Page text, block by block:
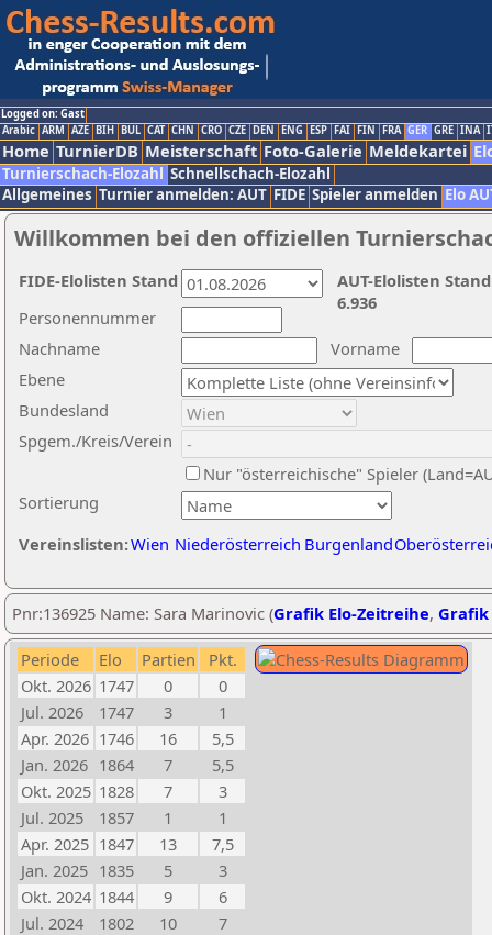
Logged on: Gast
Arabic ARM AZE BIH BUL CAT CHN CRO CZE DEN ENG ESP FAI FIN FRA GER GRE INA
Home TurnierDB Meisterschaft Foto-Galerie Meldekartei
Turnierschach-Elozahl Schnellschach-Elozahl
Allgemeines Turnier anmelden: AUT FIDE Spieler anmelden Elo
Willkommen bei den offiziellen
Nachname
Vorname
Ebene
Sortierung
Personennummer
Bundesland
Spgem./Kreis/Verein
Nur "österreichische" Spieler
Vereinslisten:Wien Niederösterreich Burgenland
AUT-Elolisten
6.936
FIDE-Elolisten Stand
Pnr:136925 Name: Sara Marinovic (Grafik Elo-Zeitreihe, Grafik
Periode Elo Partien
Pkt.
Okt. 2026 1747 0
0
Jul. 2026
1747 3
1
Apr. 2026 1746 16
5,5
Jan. 2026 1864 7
5,5
Okt. 2025 1828 7
3
Jul. 2025
1857 1
1
Apr. 2025 1847 13
7,5
Jan. 2025 1835 5
3
Okt. 2024 1844 9
6
Jul. 2024
1802 10
7